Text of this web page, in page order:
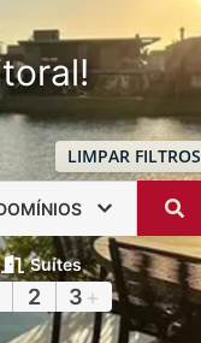
LIMPAR FILTROS
Suítes
2 3 +